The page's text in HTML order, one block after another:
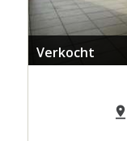
Verkocht